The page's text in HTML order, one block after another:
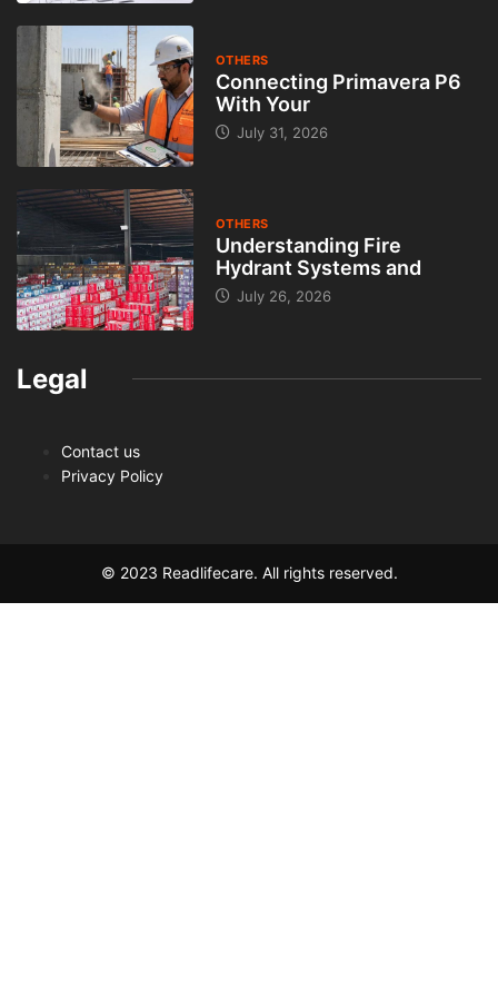
OTHERS
Connecting Primavera P6
With Your
July 31, 2026
OTHERS
Understanding Fire
Hydrant Systems and
July 26, 2026
Legal
Contact us
Privacy Policy
© 2023 Readlifecare. All rights reserved.